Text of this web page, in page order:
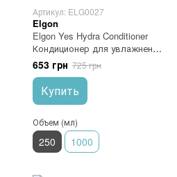
Артикул: ELG0027
Elgon
Elgon Yes Hydra Conditioner
Кондиционер для увлажнения
волос 250 мл
653 грн 725 грн
Купить
Объем (мл)
250 1000